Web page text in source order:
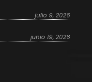
julio 9, 2026
junio 19, 2026